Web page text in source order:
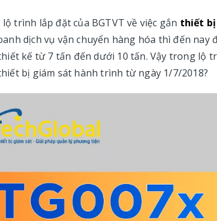
trình lắp đặt của BGTVT về việc gắn thiết
dịch vụ vận chuyển hàng hóa thì đến
kế từ 7 tấn đến dưới 10 tấn. Vậy trong lộ
bị giám sát hành trình từ ngày 1/7/2018?